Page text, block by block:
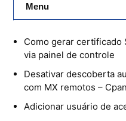
Menu
Cloud Skymail
Hospedagem De Sites
Como gerar certificado
via painel de controle
Desativar descoberta
com MX remotos –
Adicionar usuário de